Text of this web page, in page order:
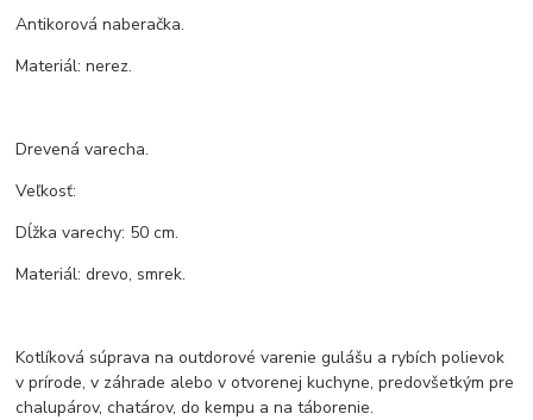
Antikorová naberačka.
Materiál: nerez.
Drevená varecha.
Veľkosť:
Dĺžka varechy: 50 cm.
Materiál: drevo, smrek.
Kotlíková súprava na outdorové varenie gulášu a rybích polievok
v prírode, v záhrade alebo v otvorenej kuchyne, predovšetkým pre
chalupárov, chatárov, do kempu a na táborenie.